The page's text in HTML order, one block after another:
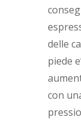
delle
piede
con